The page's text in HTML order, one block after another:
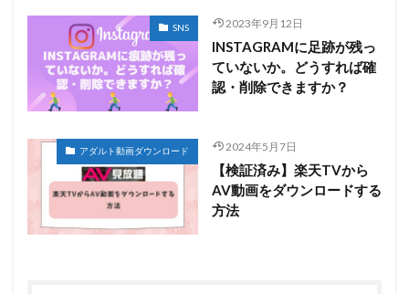
SNS 2023年9月12日
INSTAGRAMに足跡が残っ
ていないか。どうすれば確
認・削除できますか？
アダルト動画ダウンロード 2024年5月7日
【検証済み】楽天TVから
AV動画をダウンロードする
方法